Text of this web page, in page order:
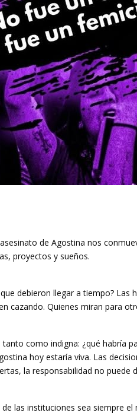
de Agostina nos
proyectos y sueños.
debieron llegar a tiempo?
cazando. Quienes miran para
como indigna: ¿qué habría
hoy estaría viva. Las
la responsabilidad no puede
las instituciones sea siempre